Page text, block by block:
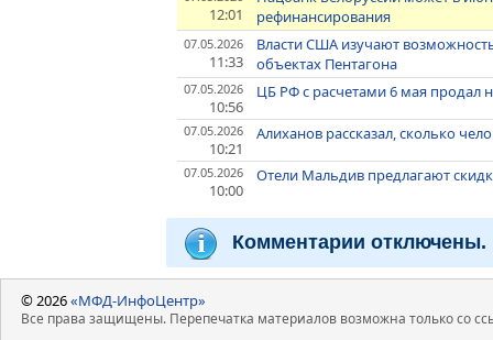
12:01
рефинансирования
07.05.2026
11:33
Власти США изучают
объектах Пентагона
07.05.2026
10:56
ЦБ РФ с расчетами 6 мая продал
07.05.2026
10:21
Алиханов рассказал, сколько
07.05.2026
10:00
Отели Мальдив предлагают
Комментарии отключены.
© 2026«МФД-ИнфоЦентр»
Все права защищены. Перепечатка материалов возможна только со